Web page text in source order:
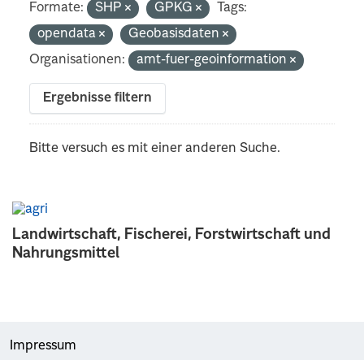
Landwirtschaft, Fischerei, Forstwirtschaft und
Nahrungsmittel
Formate: SHP GPKG
Tags:
opendata
Geobasisdaten
Organisationen:
amt-fuer-geoinformation
Ergebnisse filtern
Bitte versuch es mit einer anderen Suche.
Impressum